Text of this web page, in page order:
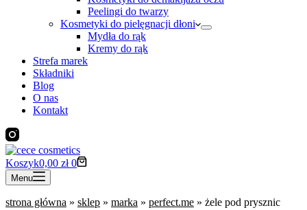
Peelingi do twarzy
Kosmetyki do pielęgnacji dłoni
Mydła do rąk
Kremy do rąk
Strefa marek
Składniki
Blog
O nas
Kontakt
Koszyk0,00 zł 0
Menu
strona główna » sklep » marka » perfect.me » żele pod prysznic